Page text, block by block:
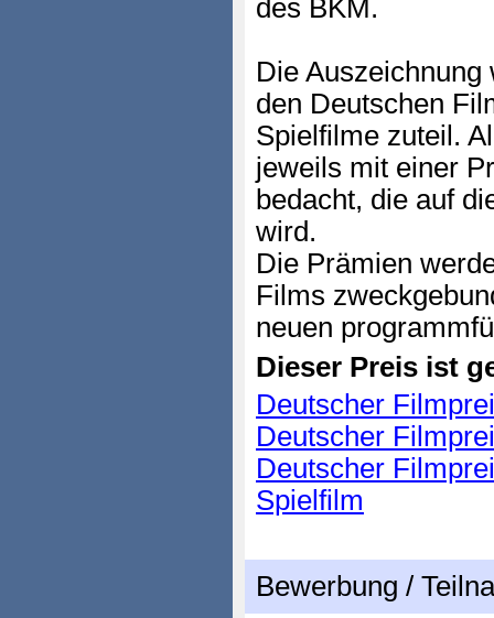
des BKM.
Die
den Deutschen
Spielfilme zuteil.
jeweils mit einer
bedacht, die auf
wird.
Die Prämien
Films
neuen
Dieser Preis ist
Deutscher
Deutscher
Deutscher
Spielfilm
Bewerbung /